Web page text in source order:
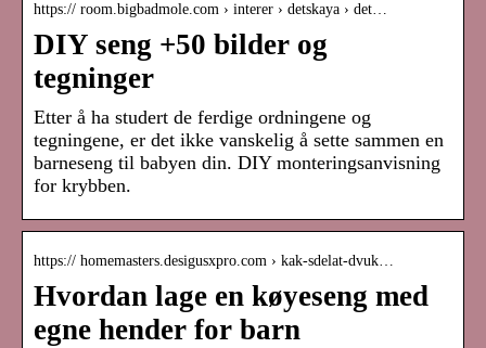
https:// room.bigbadmole.com › interer › detskaya › det…
DIY seng +50 bilder og
tegninger
Etter å ha studert de ferdige ordningene og
tegningene, er det ikke vanskelig å sette sammen en
barneseng til babyen din. DIY monteringsanvisning
for krybben.
https:// homemasters.desigusxpro.com › kak-sdelat-dvuk…
Hvordan lage en køyeseng med
egne hender for barn